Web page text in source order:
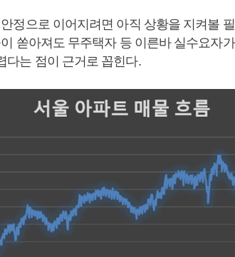
정으로 이어지려면 아직 상황을 지켜볼
쏟아져도 무주택자 등 이른바 실수요자
다는 점이 근거로 꼽힌다.